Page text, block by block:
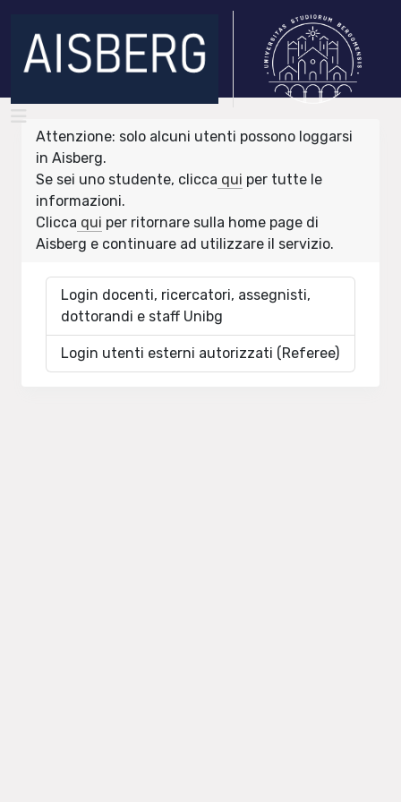
Attenzione: solo alcuni utenti possono loggarsi
in Aisberg.
Se sei uno studente, clicca qui per tutte le
informazioni.
Clicca qui per ritornare sulla home page di
Aisberg e continuare ad utilizzare il servizio.
Login docenti, ricercatori, assegnisti,
dottorandi e staff Unibg
Login utenti esterni autorizzati (Referee)